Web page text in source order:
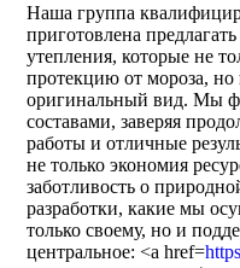
Наша группа
приготовлена
утепления, которые не
протекцию от мороза,
оригинальный вид. Мы
составами, заверяя
работы и отличные
не только экономия
заботливость о
разработки, какие мы
только своему, но и
центральное: <a href=